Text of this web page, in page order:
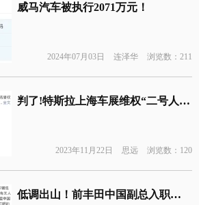
威马汽车被执行2071万元！
2024年07月03日 连泽华 浏览数：211
判了!特斯拉上海车展维权“二号人物”败诉
2023年11月22日 思远 浏览数：120
低调出山！前丰田中国副总入职某造车新势力